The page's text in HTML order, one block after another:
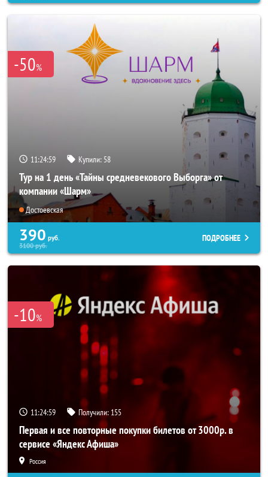
-50%
11:24:56 Купили: 58
Тур на 1 день «Тайны средневекового Выборга» от
компании «Шарм»
Достоевская
390 руб.
3100руб.
ПОДРОБНЕЕ
-10%
11:24:56 Получили: 155
Первая и все повторные покупки билетов от 3000р. в
сервисе «Яндекс Афиша»
Россия